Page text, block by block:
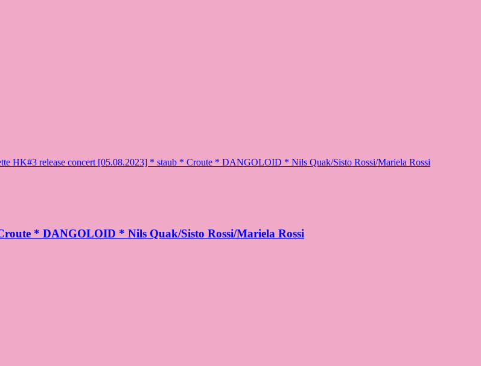
HK#3 release concert [05.08.2023] * staub * Croute * DANGOLOID * Nils Quak/Sisto Rossi/Mariela Rossi
* DANGOLOID * Nils Quak/Sisto Rossi/Mariela Rossi